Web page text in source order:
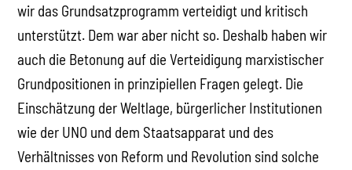
wir das Grundsatzprogramm verteidigt und kritisch
unterstützt. Dem war aber nicht so. Deshalb haben wir
auch die Betonung auf die Verteidigung marxistischer
Grundpositionen in prinzipiellen Fragen gelegt. Die
Einschätzung der Weltlage, bürgerlicher Institutionen
wie der UNO und dem Staatsapparat und des
Verhältnisses von Reform und Revolution sind solche